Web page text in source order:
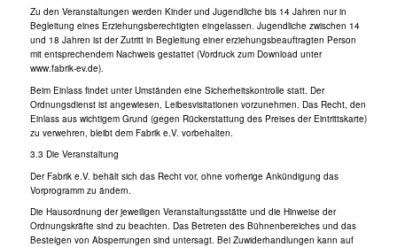
Zu den Veranstaltungen werden Kinder und Jugendliche bis 14 Jahren nur in
Begleitung eines Erziehungsberechtigten eingelassen. Jugendliche zwischen 14
und 18 Jahren ist der Zutritt in Begleitung einer erziehungsbeauftragten Person
mit entsprechendem Nachweis gestattet (Vordruck zum Download unter
www.fabrik-ev.de).
Beim Einlass findet unter Umständen eine Sicherheitskontrolle statt. Der
Ordnungsdienst ist angewiesen, Leibesvisitationen vorzunehmen. Das Recht, den
Einlass aus wichtigem Grund (gegen Rückerstattung des Preises der Eintrittskarte)
zu verwehren, bleibt dem Fabrik e.V. vorbehalten.
3.3 Die Veranstaltung
Der Fabrik e.V. behält sich das Recht vor, ohne vorherige Ankündigung das
Vorprogramm zu ändern.
Die Hausordnung der jeweiligen Veranstaltungsstätte und die Hinweise der
Ordnungskräfte sind zu beachten. Das Betreten des Bühnenbereiches und das
Besteigen von Absperrungen sind untersagt. Bei Zuwiderhandlungen kann auf